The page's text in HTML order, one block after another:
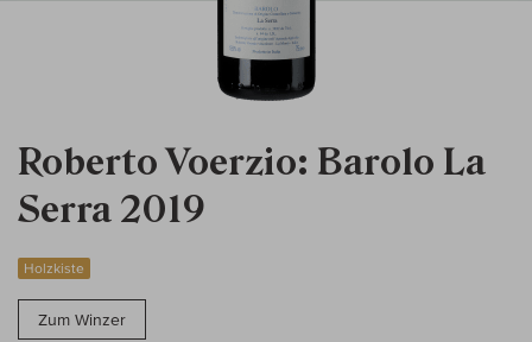
Roberto Voerzio: Barolo La
Serra 2019
Holzkiste
Zum Winzer